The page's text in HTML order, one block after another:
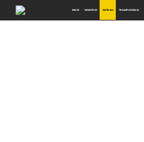
INICIO NOSOTROS NOTICIAS TRANSPARENCIA